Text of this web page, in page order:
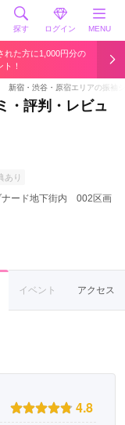
探す ログイン MENU
れた方に1,000円分の
！
新宿・渋谷・原宿エリアの振袖
・評判・レビュ
あり
ナード地下街内 002区画
イベント アクセス
4.8